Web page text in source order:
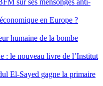
en Europe ?
humaine de la bombe
: le nouveau livre de l’Institut
El-Sayed gagne la primaire